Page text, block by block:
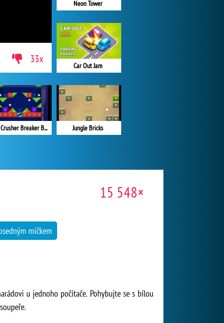
Neon Tower
Car Out Jam
Jungle Bricks
Brick Crusher Breaker Ball
33x
15 548×
míčkem
u jednoho počítače. Pohybujte se s bílou